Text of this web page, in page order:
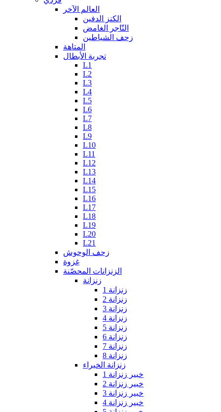
العالم الآخر
الكنز الدفين
التّاجر الغامض
زحف الشياطين
المتاهة
تجربة الأبطال
L1
L2
L3
L4
L5
L6
L7
L8
L9
L10
L11
L12
L13
L14
L15
L16
L17
L18
L19
L20
L21
زحف الوحوش
غزوة
الزنزانات المحصّنة
زنزانة
زنزانة 1
زنزانة 2
زنزانة 3
زنزانة 4
زنزانة 5
زنزانة 6
زنزانة 7
زنزانة 8
زنزانة الخبراء
خبير زنزانة 1
خبير زنزانة 2
خبير زنزانة 3
خبير زنزانة 4